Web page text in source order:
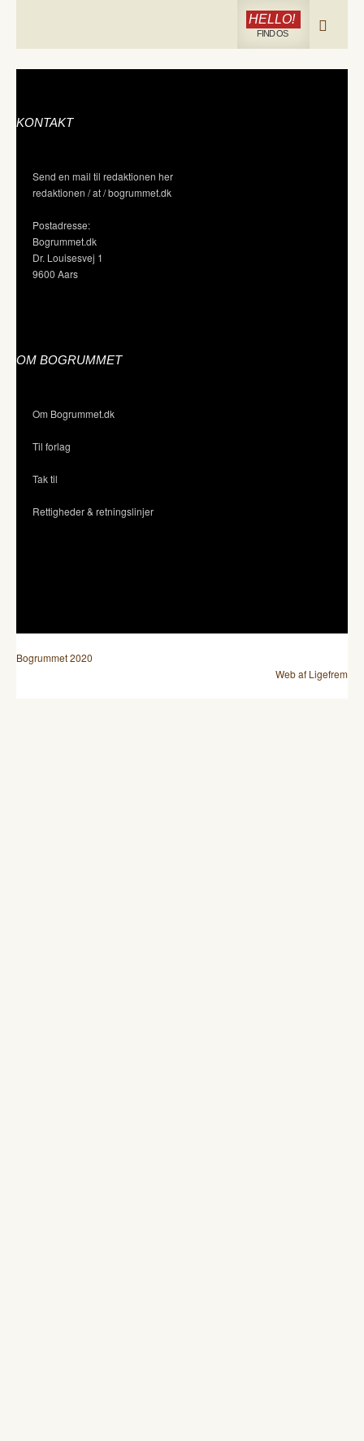
HELLO!
FIND OS
KONTAKT
Send en mail til redaktionen her
redaktionen / at / bogrummet.dk
Postadresse:
Bogrummet.dk
Dr. Louisesvej 1
9600 Aars
OM BOGRUMMET
Om Bogrummet.dk
Til forlag
Tak til
Rettigheder & retningslinjer
Bogrummet 2020
Web af Ligefrem